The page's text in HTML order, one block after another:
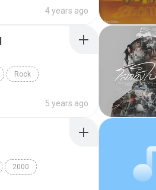
4 years ago
Rock
5 years ago
2000